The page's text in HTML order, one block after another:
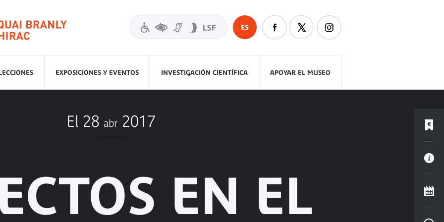
ES
EXPOSICIONES Y EVENTOS INVESTIGACIÓN CIENTÍFICA APOYAR EL MUSEO
El 28 abr 2017
EN EL